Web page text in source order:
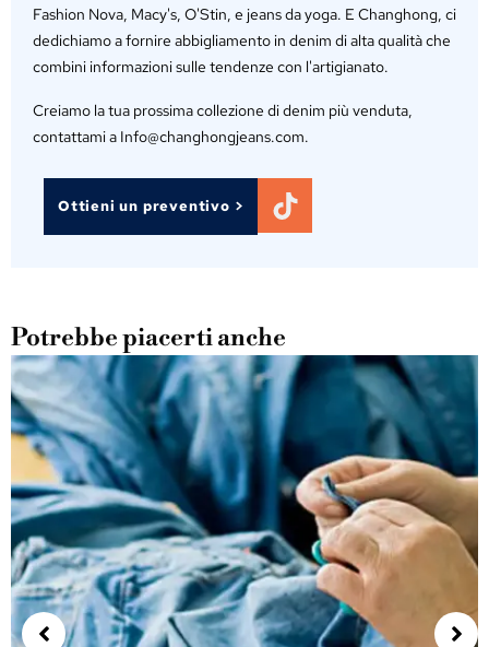
Fashion Nova, Macy's, O'Stin, e jeans da yoga. E Changhong, ci
dedichiamo a fornire abbigliamento in denim di alta qualità che
combini informazioni sulle tendenze con l'artigianato.
Creiamo la tua prossima collezione di denim più venduta,
contattami a Info@changhongjeans.com.
Ottieni un preventivo >
Potrebbe piacerti anche